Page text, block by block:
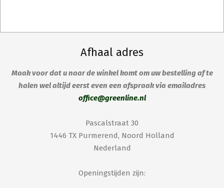
Afhaal adres
Maak voor dat u naar de winkel komt om uw bestelling af te
halen wel altijd eerst even een afspraak via emailadres
office@greenline.nl
Pascalstraat 30
1446 TX Purmerend, Noord Holland
Nederland
Openingstijden zijn: